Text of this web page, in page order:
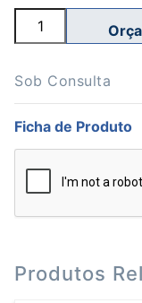
Quantidade
Cavalo
arções,
em
pele
ajustável
Sob Consulta
Ficha de Produto
Produtos